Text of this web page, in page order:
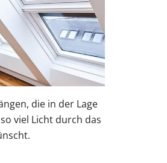
die in der Lage
viel Licht durch das